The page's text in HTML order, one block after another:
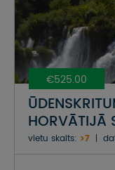
€525.00
HORVĀTIJĀ
vietu skaits: >7